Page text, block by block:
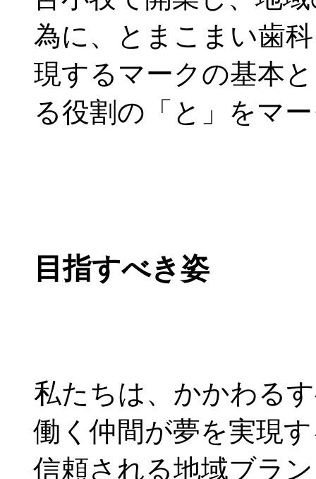
為に、とまこまい歯
現するマークの基本
る役割の「と」をマ
目指すべき姿
私たちは、かかわる
働く仲間が夢を実現
信頼される地域ブラ